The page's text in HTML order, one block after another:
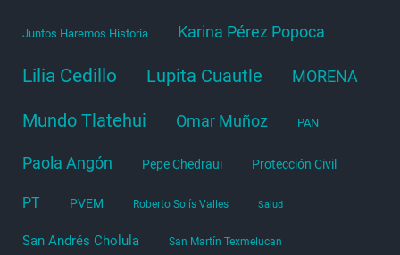
Juntos Haremos Historia Karina Pérez Popoca
Lilia Cedillo Lupita Cuautle MORENA
Mundo Tlatehui Omar Muñoz PAN
Paola Angón Pepe Chedraui Protección Civil
PT PVEM Roberto Solís Valles Salud
San Andrés Cholula San Martín Texmelucan